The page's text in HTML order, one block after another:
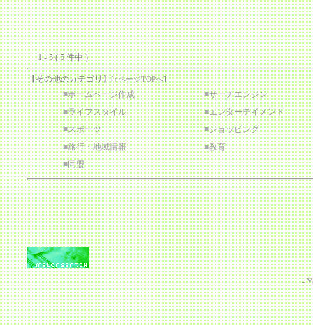
1 - 5 ( 5 件中 )
【その他のカテゴリ】[↑ページTOPへ]
■ホームページ作成 ■サーチエンジン
■ライフスタイル ■エンターテイメント
■スポーツ ■ショッピング
■旅行・地域情報 ■教育
■同盟
-